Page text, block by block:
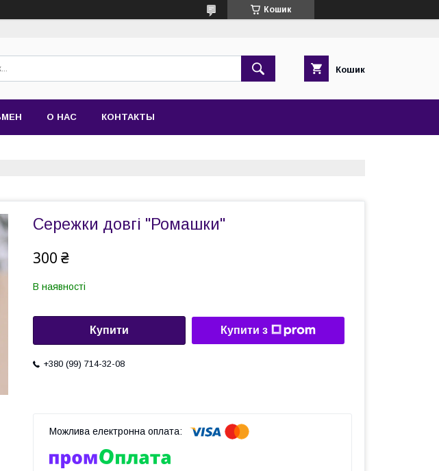
Кошик
Кошик
О НАС КОНТАКТЫ
Сережки довгі "Ромашки"
300 ₴
В наявності
Купити Купити з
+380 (99) 714-32-08